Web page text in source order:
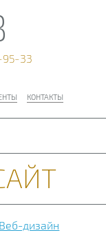
95-33
КОНТАКТЫ
Веб-дизайн